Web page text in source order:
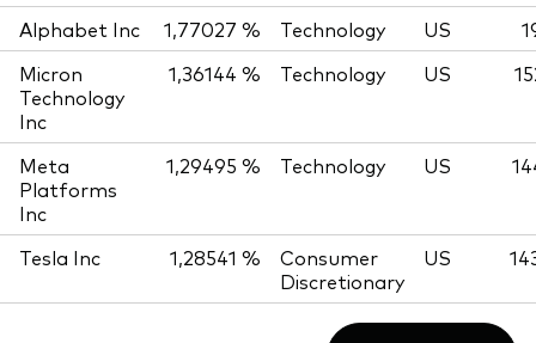
Alphabet Inc 1,77027 % Technology US
Micron
Technology
Inc
1,36144 % Technology US
Meta
Platforms
Inc
1,29495 % Technology US
Tesla Inc 1,28541 %
Consumer
Discretionary
US